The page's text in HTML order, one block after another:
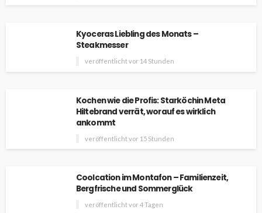
Kyoceras Liebling des Monats –
Steakmesser
veröffentlicht vor 14 Stunden
Kochen wie die Profis: Starköchin Meta
Hiltebrand verrät, worauf es wirklich
ankommt
veröffentlicht vor 15 Stunden
Coolcation im Montafon – Familienzeit,
Bergfrische und Sommerglück
veröffentlicht vor 4 Tagen